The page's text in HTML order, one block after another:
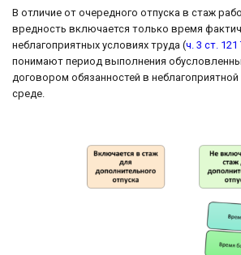
В отличие от очередного отпуска в стаж
вредность включается только время
неблагоприятных условиях труда (ч. 3 ст.
понимают период выполнения
договором обязанностей в
среде.